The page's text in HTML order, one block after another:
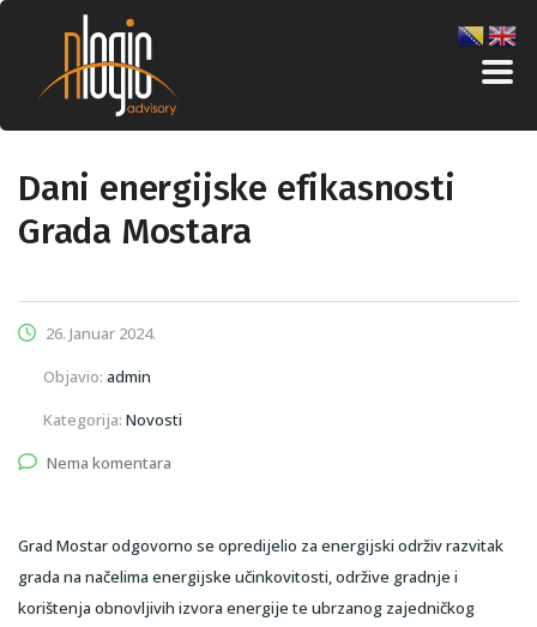
Dani energijske efikasnosti
Grada Mostara
26. Januar 2024.
Objavio: admin
Kategorija: Novosti
Nema komentara
Grad Mostar odgovorno se opredijelio za energijski održiv razvitak
grada na načelima energijske učinkovitosti, održive gradnje i
korištenja obnovljivih izvora energije te ubrzanog zajedničkog